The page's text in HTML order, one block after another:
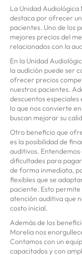
La Unidad Audiológica
destaca por ofrecer
pacientes. Uno de los
mejores precios del
relacionados con la
En la Unidad
la audición puede ser
ofrecer precios
nuestros pacientes.
descuentos
lo que nos convierte
buscan mejorar su
Otro beneficio que
es la posibilidad de
auditivos.
dificultades para
de forma inmediata,
flexibles que se
paciente. Esto
atención auditiva que
costo inicial.
Además de los
Morelia nos
Contamos con un
capacitados y con